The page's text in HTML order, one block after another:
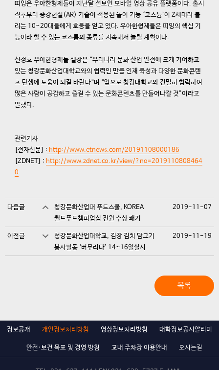
띠잉은 우아한형제들이 지난달 선보인 모바일 영상 공유 플랫폼이다. 출시
직후부터 증강현실(AR) 기술이 적용된 놀이 기능 ‘코스튬’이 Z세대라 불
리는 10~20대들에게 호응을 얻고 있다. 우아한형제들은 띠잉의 핵심 기
능이라 할 수 있는 코스튬의 종류를 지속해서 늘릴 계획이다.
신정호 우아한형제들 셀장은 “우리나라 문화 산업 발전에 크게 기여하고
있는 청강문화산업대학교와의 협력인 만큼 인재 육성과 다양한 문화콘텐
츠 탄생에 도움이 되길 바란다“며 “앞으로 청강대학교와 긴밀히 협력하여
많은 사람이 공감하고 즐길 수 있는 문화콘텐츠를 만들어나갈 것”이라고
말했다.
관련기사
[전자신문] : http://www.etnews.com/20191108000186
[ZDNET] : http://www.zdnet.co.kr/view/?no=2019110808464
0
다음글
청강문화산업대 푸드스쿨, KOREA
월드푸드챔피업십 전원 수상 쾌거
2019-11-07
이전글
청강문화산업대학교, 김장 김치 담그기
봉사활동 ‘버무리다’ 14~16일실시
2019-11-19
목록
정보공개 개인정보처리방침 영상정보처리방침 대학정보공시알리미
안전·보건 목표 및 경영 방침 교내 주차장 이용안내 오시는길